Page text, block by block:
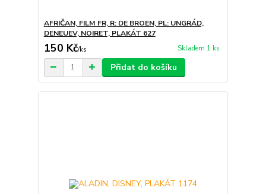
AFRIČAN, FILM FR, R: DE BROEN, PL: UNGRÁD,
DENEUEV, NOIRET, PLAKÁT 627
150 Kč/ks Skladem 1 ks
Přidat do košíku